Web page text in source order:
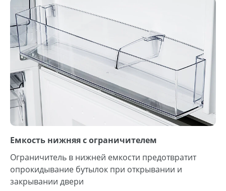
Емкость нижняя с ограничителем
Ограничитель в нижней емкости предотвратит
опрокидывание бутылок при открывании и
закрывании двери